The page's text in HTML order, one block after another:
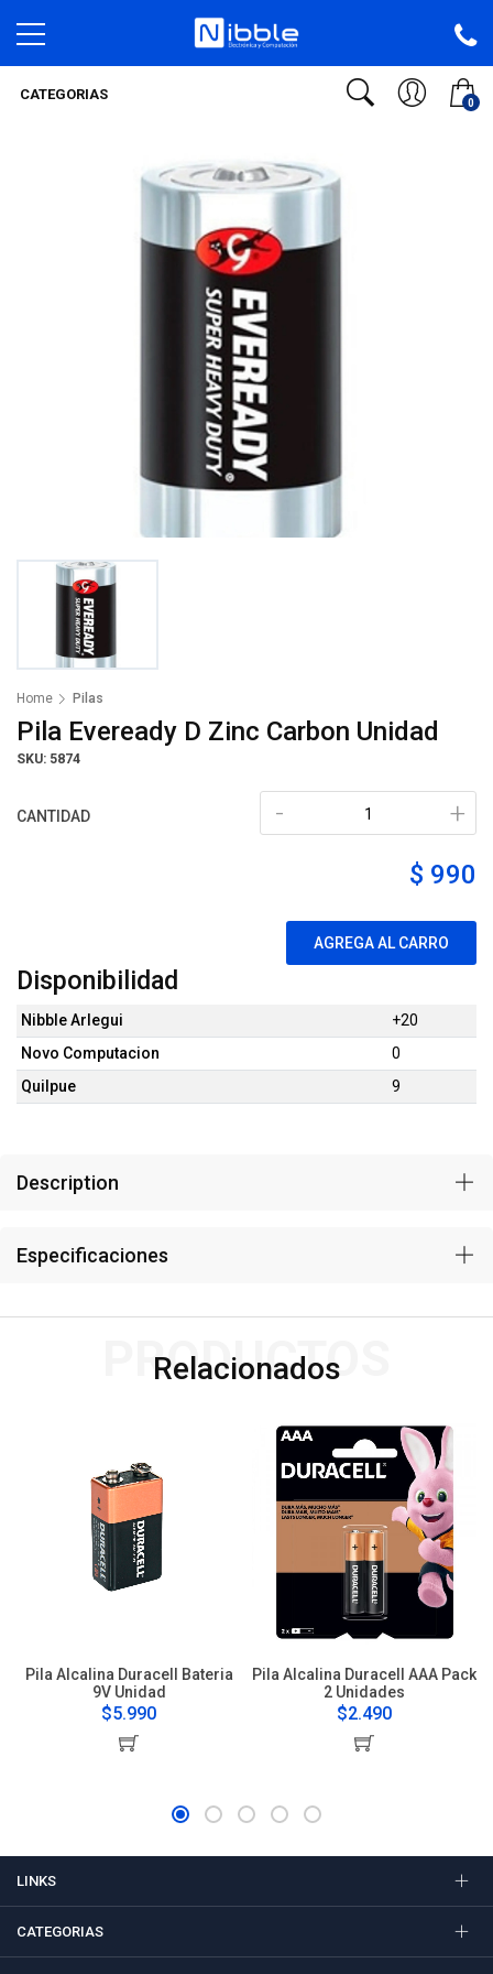
0
CATEGORIAS
Home Pilas
Pila Eveready D Zinc Carbon Unidad
SKU: 5874
CANTIDAD +
-
$ 990
AGREGA AL CARRO
Disponibilidad
Nibble Arlegui
+20
Novo Computacion
0
Quilpue
9
Description
Especificaciones
Relacionados
PRODUCTOS
Pila Alcalina Duracell Bateria
9V Unidad
$5.990
Pila Alcalina Duracell AAA Pack
2 Unidades
$2.490
LINKS
CATEGORIAS